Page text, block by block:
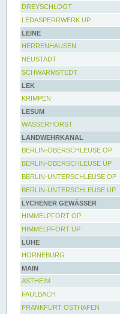
DREYSCHLOOT
LEDASPERRWERK UP
LEINE
HERRENHAUSEN
NEUSTADT
SCHWARMSTEDT
LEK
KRIMPEN
LESUM
WASSERHORST
LANDWEHRKANAL
BERLIN-OBERSCHLEUSE OP
BERLIN-OBERSCHLEUSE UP
BERLIN-UNTERSCHLEUSE OP
BERLIN-UNTERSCHLEUSE UP
LYCHENER GEWÄSSER
HIMMELPFORT OP
HIMMELPFORT UP
LÜHE
HORNEBURG
MAIN
ASTHEIM
FAULBACH
FRANKFURT OSTHAFEN